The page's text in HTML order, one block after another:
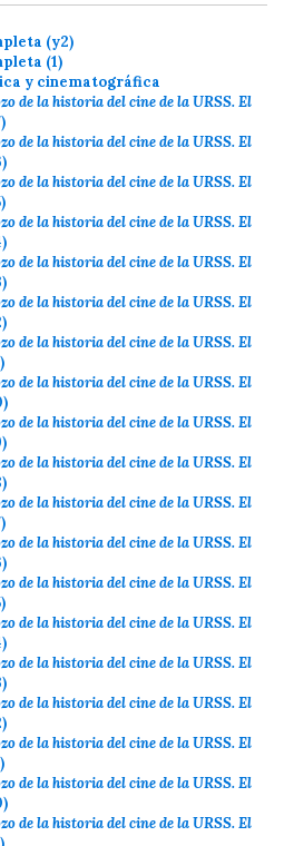
(y2)
(1)
y cinematográfica
de la historia del cine de la URSS. El
de la historia del cine de la URSS. El
de la historia del cine de la URSS. El
de la historia del cine de la URSS. El
de la historia del cine de la URSS. El
de la historia del cine de la URSS. El
de la historia del cine de la URSS. El
de la historia del cine de la URSS. El
de la historia del cine de la URSS. El
de la historia del cine de la URSS. El
de la historia del cine de la URSS. El
de la historia del cine de la URSS. El
de la historia del cine de la URSS. El
de la historia del cine de la URSS. El
de la historia del cine de la URSS. El
de la historia del cine de la URSS. El
de la historia del cine de la URSS. El
de la historia del cine de la URSS. El
de la historia del cine de la URSS. El